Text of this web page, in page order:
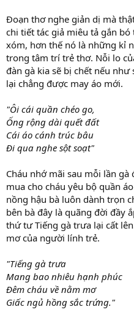
Đoạn thơ nghe giản dị mà
chi tiết tác giả miêu tả gắn
xóm, hơn thế nó là những kỉ
trong tâm trí trẻ thơ. Nỗi lo
đàn gà kia sẽ bị chết nếu
lại chẳng được may áo mới.
"Ôi cái quần chéo go,
Ống rộng dài quết đất
Cái áo cánh trúc bâu
Đi qua nghe sột soạt"
Cháu nhớ mãi sau mỗi lần
mua cho cháu yêu bộ quần
nồng hậu bà luôn dành trọn
bên bà đây là quãng đời đầy
thứ tư Tiếng gà trưa lại cất
mơ của người lính trẻ.
"Tiếng gà trưa
Mang bao nhiêu hạnh phúc
Đêm cháu về nằm mơ
Giấc ngủ hồng sắc trứng."